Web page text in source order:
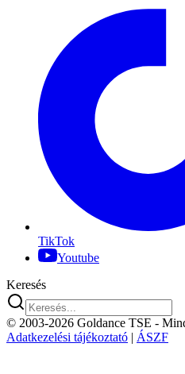
TikTok
Youtube
Keresés
© 2003-2026 Goldance TSE -
Adatkezelési tájékoztató | ÁSZF